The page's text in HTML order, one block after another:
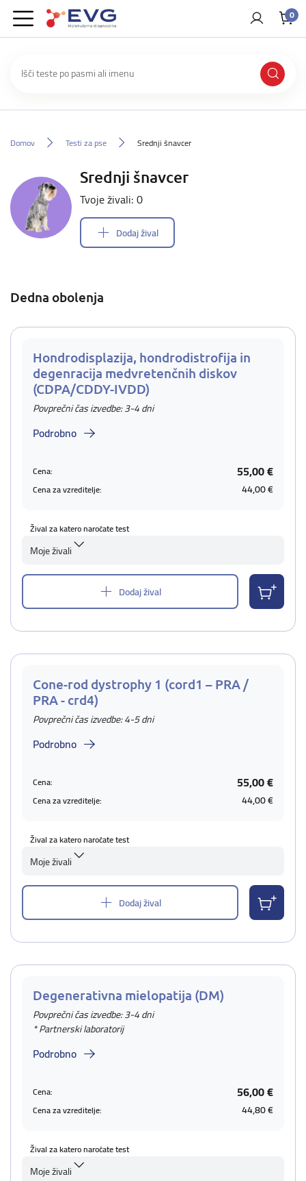
0
Domov Testi za pse Srednji šnavcer
Srednji šnavcer
Tvoje živali: 0
Dodaj žival
Dedna obolenja
Hondrodisplazija, hondrodistrofija in
degenracija medvretenčnih diskov
(CDPA/CDDY-IVDD)
Povprečni čas izvedbe: 3-4 dni
Podrobno
Cena: 55,00 €
Cena za vzreditelje: 44,00 €
Žival za katero naročate test
Moje živali
Dodaj žival
Cone-rod dystrophy 1 (cord1 – PRA /
PRA - crd4)
Povprečni čas izvedbe: 4-5 dni
Podrobno
Cena: 55,00 €
Cena za vzreditelje: 44,00 €
Žival za katero naročate test
Moje živali
Dodaj žival
Degenerativna mielopatija (DM)
Povprečni čas izvedbe: 3-4 dni
* Partnerski laboratorij
Podrobno
Cena: 56,00 €
Cena za vzreditelje: 44,80 €
Žival za katero naročate test
Moje živali